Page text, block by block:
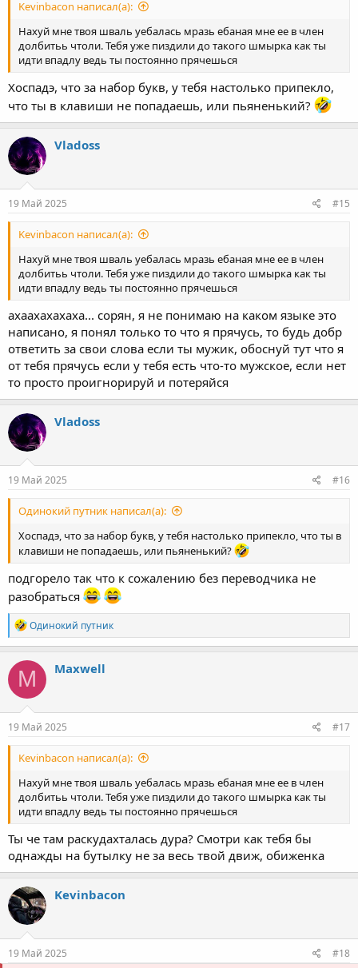
Kevinbacon написал(а):
Нахуй мне твоя шваль уебалась мразь ебаная мне ее в член
долбитьь чтоли. Тебя уже пиздили до такого шмырка как ты
идти впадлу ведь ты постоянно прячешься
Хоспадэ, что за набор букв, у тебя настолько припекло,
что ты в клавиши не попадаешь, или пьяненький?
Vladoss
19 Май 2025 #15
Kevinbacon написал(а):
Нахуй мне твоя шваль уебалась мразь ебаная мне ее в член
долбитьь чтоли. Тебя уже пиздили до такого шмырка как ты
идти впадлу ведь ты постоянно прячешься
ахаахахахаха... сорян, я не понимаю на каком языке это
написано, я понял только то что я прячусь, то будь добр
ответить за свои слова если ты мужик, обоснуй тут что я
от тебя прячусь если у тебя есть что-то мужское, если нет
то просто проигнорируй и потеряйся
Vladoss
19 Май 2025 #16
Одинокий путник написал(а):
Хоспадэ, что за набор букв, у тебя настолько припекло, что ты в
клавиши не попадаешь, или пьяненький?
подгорело так что к сожалению без переводчика не
разобраться
Р
е
а
к
ц
и
и
:
Одинокий путник
M Maxwell
19 Май 2025 #17
Kevinbacon написал(а):
Нахуй мне твоя шваль уебалась мразь ебаная мне ее в член
долбитьь чтоли. Тебя уже пиздили до такого шмырка как ты
идти впадлу ведь ты постоянно прячешься
Ты че там раскудахталась дура? Смотри как тебя бы
однажды на бутылку не за весь твой движ, обиженка
Kevinbacon
19 Май 2025 #18